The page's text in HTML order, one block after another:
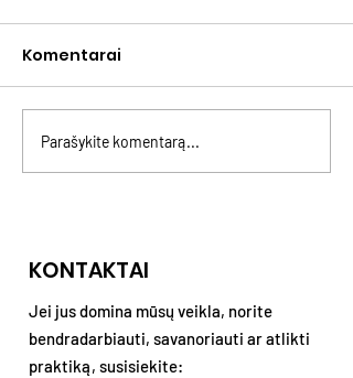
GENLINK: naujas kartų
projektas
Komentarai
Parašykite komentarą...
KONTAKTAI
Jei jus domina mūsų veikla, norite
bendradarbiauti, savanoriauti ar atlikti
praktiką, susisiekite: